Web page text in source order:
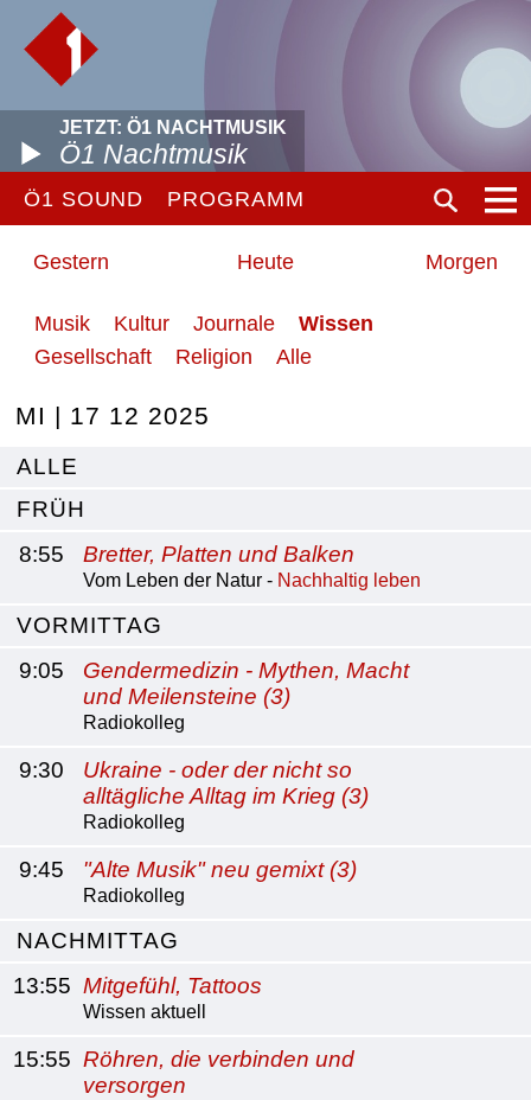
JETZT: Ö1 NACHTMUSIK
Ö1 Nachtmusik
Ö1 SOUND PROGRAMM
Gestern Heute Morgen
Musik Kultur Journale
Wissen
Gesellschaft
Religion Alle
MI | 17 12 2025
ALLE
FRÜH
8:55
Bretter, Platten und Balken
Vom Leben der Natur - Nachhaltig leben
VORMITTAG
9:05
Gendermedizin - Mythen, Macht
und Meilensteine (3)
Radiokolleg
9:30
Ukraine - oder der nicht so
alltägliche Alltag im Krieg (3)
Radiokolleg
9:45 "Alte Musik" neu gemixt (3)
Radiokolleg
NACHMITTAG
13:55 Mitgefühl, Tattoos
Wissen aktuell
15:55 Röhren, die verbinden und
versorgen